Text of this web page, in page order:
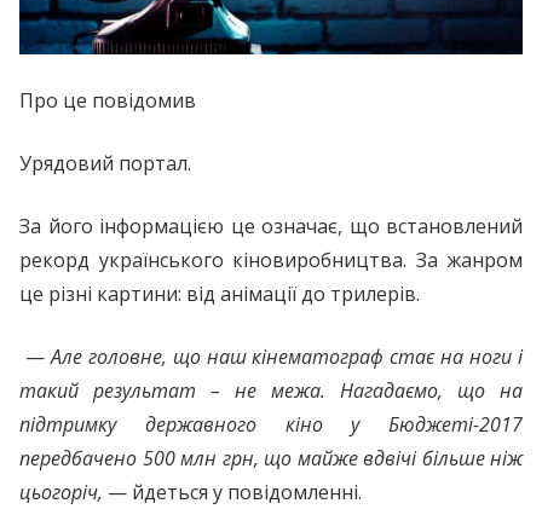
Про це повідомив
Урядовий портал.
За його інформацією це означає, що встановлений
рекорд українського кіновиробництва. За жанром
це різні картини: від анімації до трилерів.
—Але головне, що наш кінематограф стає на ноги і
такий результат – не межа. Нагадаємо, що на
підтримку державного кіно у Бюджеті-2017
передбачено 500 млн грн, що майже вдвічі більше ніж
цьогоріч, — йдеться у повідомленні.